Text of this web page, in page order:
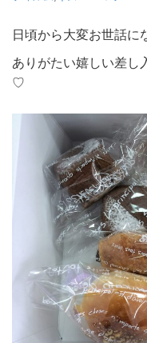
日頃から大変お世話
ありがたい嬉しい差し
♡